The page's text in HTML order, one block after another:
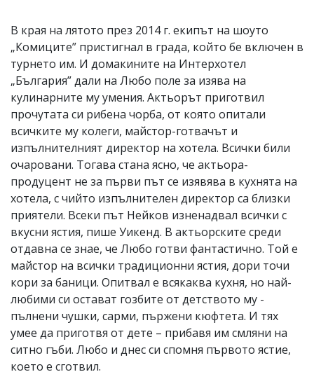
В края на лятото през 2014 г. екипът на шоуто
„Комиците” пристигнал в града, който бе включен в
турнето им. И домакините на Интерхотел
„България” дали на Любо поле за изява на
кулинарните му умения. Актьорът приготвил
прочутата си рибена чорба, от която опитали
всичките му колеги, майстор-готвачът и
изпълнителният директор на хотела. Всички били
очаровани. Тогава стана ясно, че актьора-
продуцент не за първи път се изявява в кухнята на
хотела, с чийто изпълнителен директор са близки
приятели. Всеки път Нейков изненадвал всички с
вкусни ястия, пише Уикенд. В актьорските среди
отдавна се знае, че Любо готви фантастично. Той е
майстор на всички традиционни ястия, дори точи
кори за баници. Опитвал е всякаква кухня, но най-
любими си остават гозбите от детството му -
пълнени чушки, сарми, пържени кюфтета. И тях
умее да приготвя от дете – прибавя им смляни на
ситно гъби. Любо и днес си спомня първото ястие,
което е сготвил.